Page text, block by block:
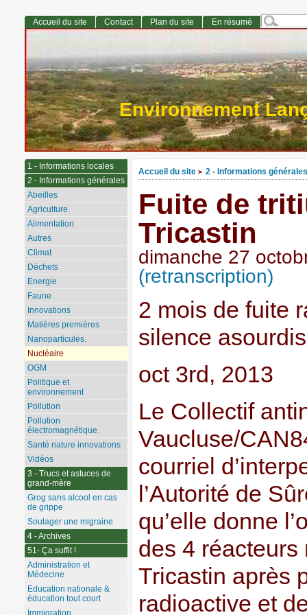
Environnement
Accueil du site > 2 - Informations générales
Fuite de
Tricastin
dimanche 27
(retranscription)
2 mois de fuite
silence
oct 3rd, 2013
Le Collectif
Vaucluse/
courriel
l’Autorité de
qu’elle donne
des 4
Tricastin après
radioactive et
Accueil du site Contact Plan du site En résumé
1 - Informations locales
2 - Informations générales
Abeilles
Agriculture.
Alimentation
Autres
Climat
Déchets
Energie
Faune
Innovations
Matières premières
Nanoparticules.
Nucléaire
OGM
Politique et
environnement
Pollution
Pollution
électromagnétique.
Santé nature innovations
Vidéos
3 - Trucs et astuces de
grand-mère
Grog sans alcool en cas
de grippe
Soulager une migraine
4 - Archives
51- Ça suffit !
Administration et
Médecine
Education nationale &
éducation tout court